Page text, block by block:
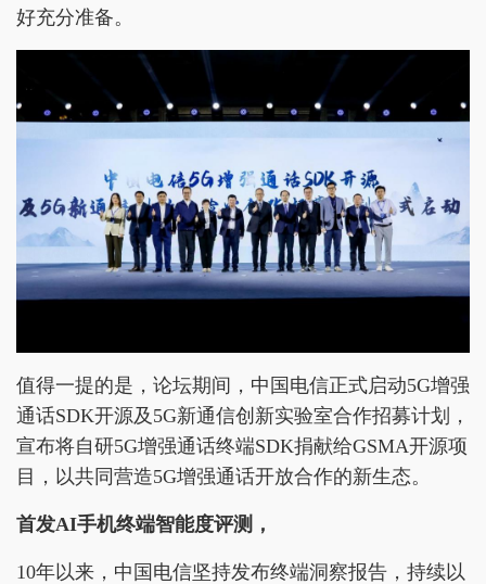
好充分准备。
值得一提的是，论坛期间，中国电信正式启动5G增强
通话SDK开源及5G新通信创新实验室合作招募计划，
宣布将自研5G增强通话终端SDK捐献给GSMA开源项
目，以共同营造5G增强通话开放合作的新生态。
首发AI手机终端智能度评测 ，
10年以来，中国电信坚持发布终端洞察报告，持续以